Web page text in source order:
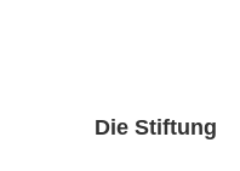
Die Stiftung